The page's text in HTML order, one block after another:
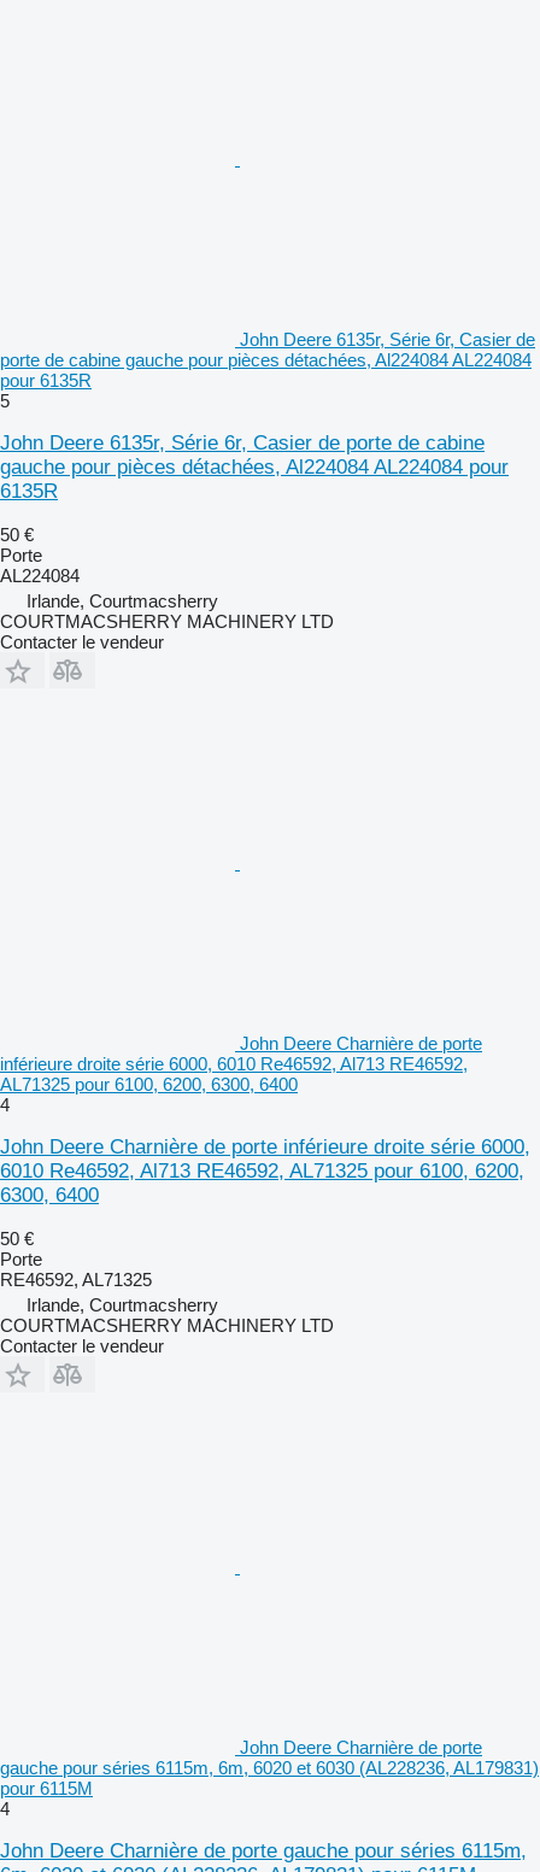
John Deere 6135r, Série 6r, Casier de
porte de cabine gauche pour pièces détachées, Al224084 AL224084
pour 6135R
5
John Deere 6135r, Série 6r, Casier de porte de cabine
gauche pour pièces détachées, Al224084 AL224084 pour
6135R
50 €
Porte
AL224084
Irlande, Courtmacsherry
COURTMACSHERRY MACHINERY LTD
Contacter le vendeur
John Deere Charnière de porte
inférieure droite série 6000, 6010 Re46592, Al713 RE46592,
AL71325 pour 6100, 6200, 6300, 6400
4
John Deere Charnière de porte inférieure droite série 6000,
6010 Re46592, Al713 RE46592, AL71325 pour 6100, 6200,
6300, 6400
50 €
Porte
RE46592, AL71325
Irlande, Courtmacsherry
COURTMACSHERRY MACHINERY LTD
Contacter le vendeur
John Deere Charnière de porte
gauche pour séries 6115m, 6m, 6020 et 6030 (AL228236, AL179831)
pour 6115M
4
John Deere Charnière de porte gauche pour séries 6115m,